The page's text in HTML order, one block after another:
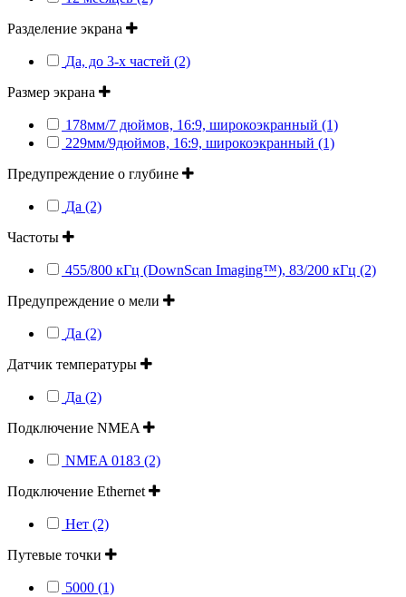
Разделение экрана
Да, до 3-х частей (2)
Размер экрана
178мм/7 дюймов, 16:9, широкоэкранный (1)
229мм/9дюймов, 16:9, широкоэкранный (1)
Предупреждение о глубине
Да (2)
Частоты
455/800 кГц (DownScan Imaging™), 83/200 кГц (2)
Предупреждение о мели
Да (2)
Датчик температуры
Да (2)
Подключение NMEA
NMEA 0183 (2)
Подключение Ethernet
Нет (2)
Путевые точки
5000 (1)